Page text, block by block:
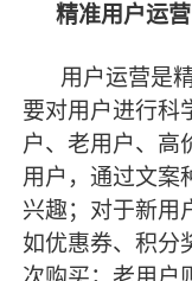
精准用户运
用户运营是
要对用户进行科
户、老用户、高
用户，通过文案
兴趣；对于新用
如优惠券、积分